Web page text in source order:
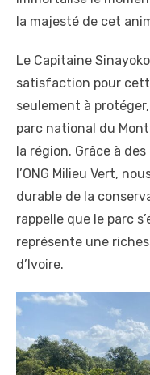
la majesté de cet
Le Capitaine
satisfaction pour
seulement à
parc national du
la région. Grâce à
l’ONG Milieu Vert,
durable de la
rappelle que le parc
représente une
d’Ivoire.